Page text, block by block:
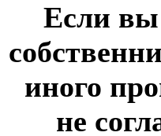
Если вы
иного
не